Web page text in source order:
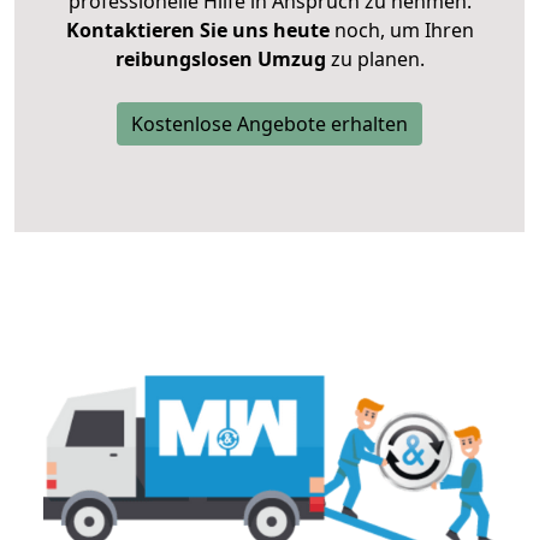
Kontaktieren Sie uns heutenoch, um Ihren
reibungslosen Umzug zu planen.
Kostenlose Angebote erhalten